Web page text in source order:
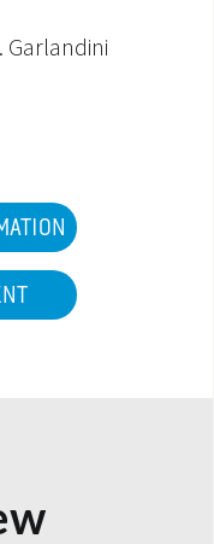
Garlandini